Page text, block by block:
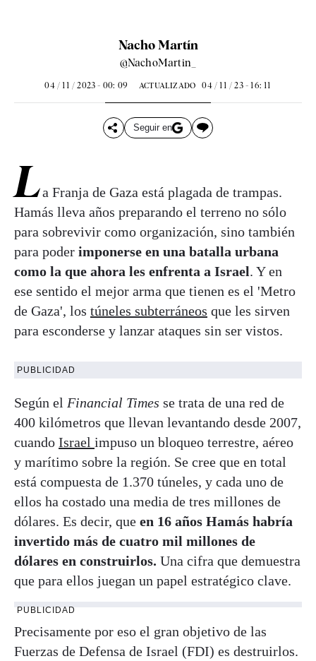
Nacho Martín
@NachoMartin_
04 / 11 / 2023 - 00: 09 ACTUALIZADO 04 / 11 / 23 - 16: 11
Seguir en
La Franja de Gaza está plagada de trampas.
Hamás lleva años preparando el terreno no sólo
para sobrevivir como organización, sino también
para poder imponerse en una batalla urbana
como la que ahora les enfrenta a Israel. Y en
ese sentido el mejor arma que tienen es el 'Metro
de Gaza', los túneles subterráneos que les sirven
para esconderse y lanzar ataques sin ser vistos.
PUBLICIDAD
Según el Financial Times se trata de una red de
400 kilómetros que llevan levantando desde 2007,
cuando Israel impuso un bloqueo terrestre, aéreo
y marítimo sobre la región. Se cree que en total
está compuesta de 1.370 túneles, y cada uno de
ellos ha costado una media de tres millones de
dólares. Es decir, que en 16 años Hamás habría
invertido más de cuatro mil millones de
dólares en construirlos. Una cifra que demuestra
que para ellos juegan un papel estratégico clave.
PUBLICIDAD
Precisamente por eso el gran objetivo de las
Fuerzas de Defensa de Israel (FDI) es destruirlos.